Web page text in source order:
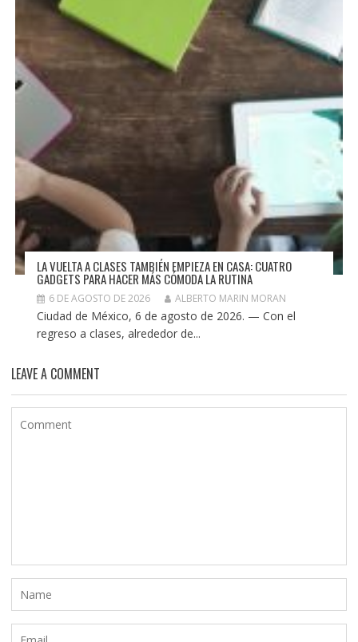
LA VUELTA A CLASES TAMBIÉN EMPIEZA EN CASA: CUATRO
GADGETS PARA HACER MÁS CÓMODA LA RUTINA
6 DE AGOSTO DE 2026 ALBERTO MARIN MORAN
Ciudad de México, 6 de agosto de 2026. — Con el
regreso a clases, alrededor de...
LEAVE A COMMENT